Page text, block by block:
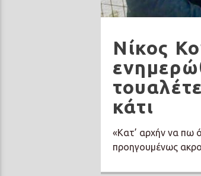
Νίκος
κάτι
«Κατ’ αρχήν να πω
προηγουμένως